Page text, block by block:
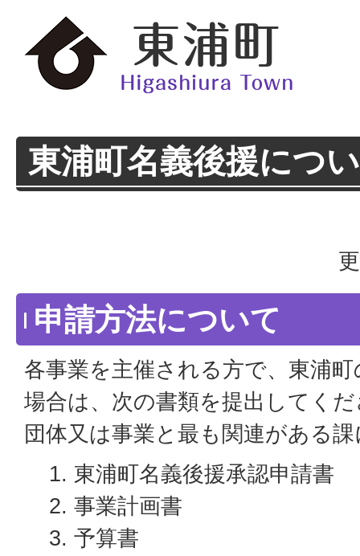
東浦町名義後援につ
申請方法について
各事業を主催される方で、東浦
場合は、次の書類を提出してく
団体又は事業と最も関連がある
東浦町名義後援承認申請書
事業計画書
予算書